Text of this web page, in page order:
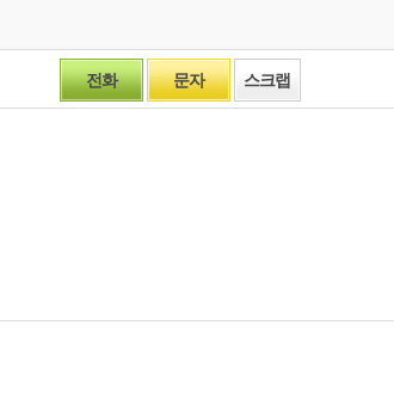
전화 문자 스크랩